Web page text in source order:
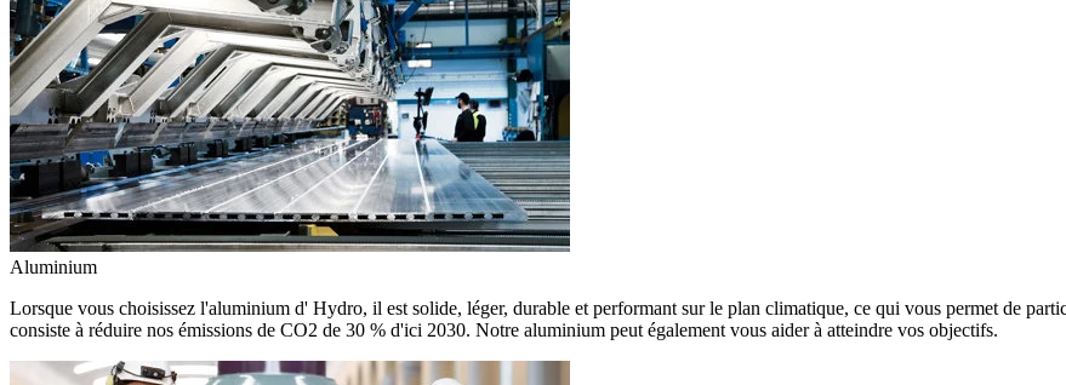
Aluminium
Lorsque vous choisissez l'aluminium d' Hydro, il est solide, léger, durable et performant sur le plan climatique, ce qui vous permet de
consiste à réduire nos émissions de CO2 de 30 % d'ici 2030. Notre aluminium peut également vous aider à atteindre vos objectifs.